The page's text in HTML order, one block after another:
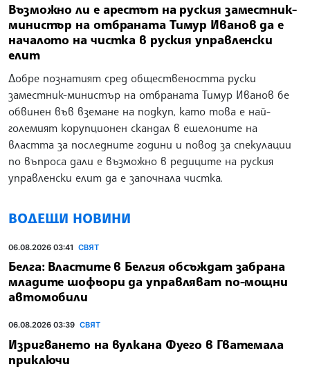
Възможно ли е арестът на руския заместник-
министър на отбраната Тимур Иванов да е
началото на чистка в руския управленски
елит
Добре познатият сред обществеността руски
заместник-министър на отбраната Тимур Иванов бе
обвинен във вземане на подкуп, като това е най-
големият корупционен скандал в ешелоните на
властта за последните години и повод за спекулации
по въпроса дали е възможно в редиците на руския
управленски елит да е започнала чистка.
ВОДЕЩИ НОВИНИ
06.08.2026 03:41 СВЯТ
Белга: Властите в Белгия обсъждат забрана
младите шофьори да управляват по-мощни
автомобили
06.08.2026 03:39 СВЯТ
Изригването на вулкана Фуего в Гватемала
приключи